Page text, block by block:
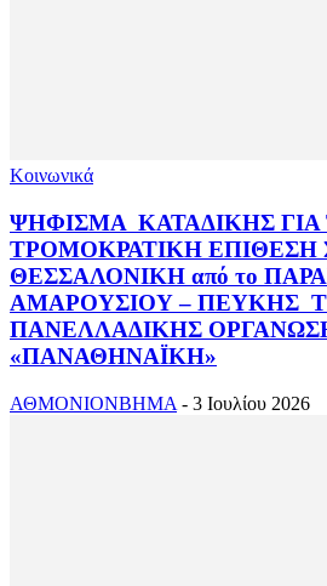
Κοινωνικά
ΨΗΦΙΣΜΑ ΚΑΤΑΔΙΚΗΣ
TΡΟΜΟΚΡΑΤΙΚΗ ΕΠΙΘΕΣΗ
ΘΕΣΣΑΛΟΝΙΚΗ από το
ΑΜΑΡΟΥΣΙΟΥ – ΠΕΥΚΗΣ
ΠΑΝΕΛΛΑΔΙΚΗΣ
«ΠΑΝΑΘΗΝΑΪΚΗ»
ΑΘΜΟΝΙΟΝΒΗΜΑ - 3 Ιουλίου 2026